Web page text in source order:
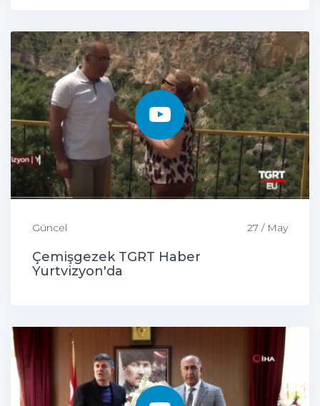
Güncel 27 / May
Çemişgezek TGRT Haber
Yurtvizyon'da